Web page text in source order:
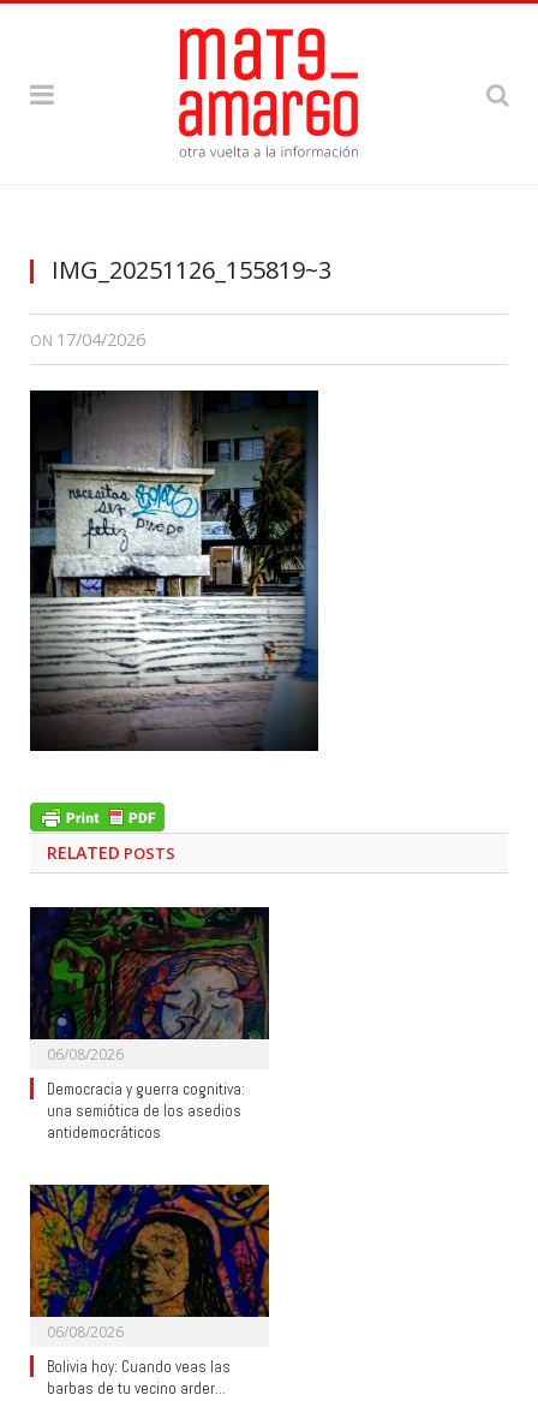
IMG_20251126_155819~3
ON 17/04/2026
RELATED POSTS
06/08/2026
Democracia y guerra cognitiva:
una semiótica de los asedios
antidemocráticos
06/08/2026
Bolivia hoy: Cuando veas las
barbas de tu vecino arder…